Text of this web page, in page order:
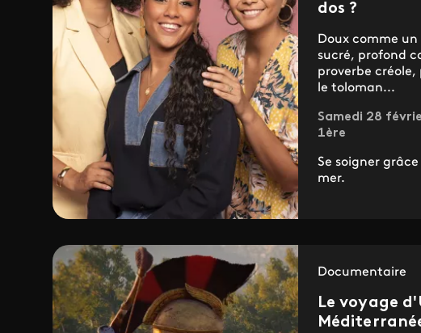
dos ?
Doux comme
sucré, profond
proverbe
le toloman...
Samedi 28
1ère
Se soigner
mer.
Documentaire
Le voyage